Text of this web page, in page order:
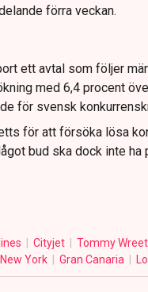
förra veckan.
ett avtal som följer
med 6,4 procent
för svensk
för att försöka lösa
bud ska dock inte ha
Cityjet
Tommy
New York Gran Canaria